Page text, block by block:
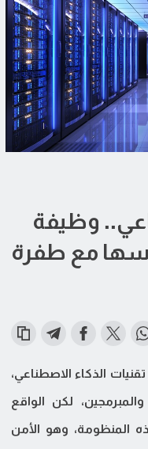
وظيفة
مع طفرة
الذكاء الاصطناعي،
لكن الواقع
وهو الأمن